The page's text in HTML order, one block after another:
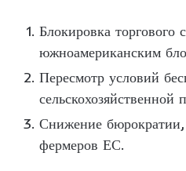
Блокировка
южноамериканским
Пересмотр условий
Снижение
фермеров ЕС.